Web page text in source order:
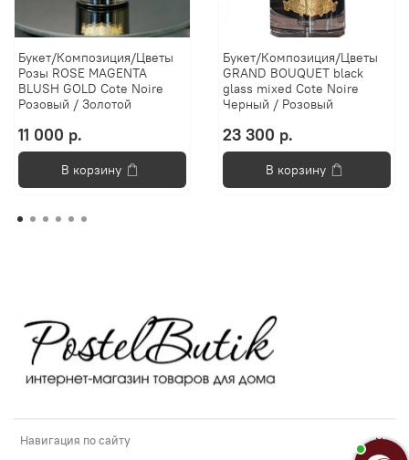
Букет/Композиция/Цветы
Розы ROSE MAGENTA
BLUSH GOLD Cote Noire
Розовый / Золотой
11 000 р.
В корзину
Букет/Композиция/Цветы
GRAND BOUQUET black
glass mixed Cote Noire
Черный / Розовый
23 300 р.
В корзину
Навигация по сайту